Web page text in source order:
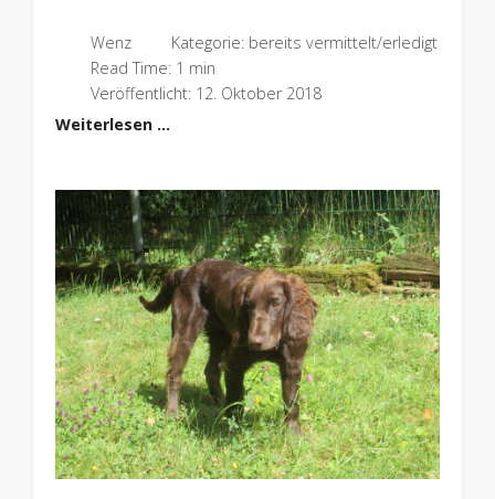
Wenz Kategorie: bereits vermittelt/erledigt
Read Time: 1 min
Veröffentlicht: 12. Oktober 2018
Weiterlesen …